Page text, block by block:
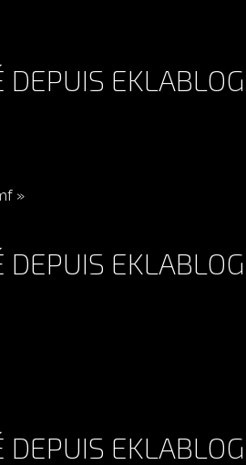
DEPUIS EKLABLOG
»
DEPUIS EKLABLOG
DEPUIS EKLABLOG